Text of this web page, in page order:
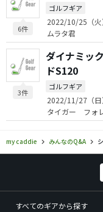
6件
ゴルフギア
2022/10/25（火
ムラタ君
3件
ダイナミッ
ドS120
ゴルフギア
2022/11/27（日
タイガー フォ
my caddie みんなのQ&A
すべてのギアから探す